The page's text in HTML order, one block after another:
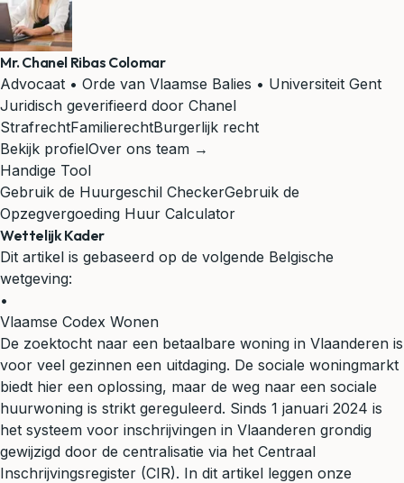
Mr. Chanel Ribas Colomar
Advocaat • Orde van Vlaamse Balies • Universiteit Gent
Juridisch geverifieerd door Chanel
StrafrechtFamilierechtBurgerlijk recht
Bekijk profielOver ons team →
Handige Tool
Gebruik de Huurgeschil CheckerGebruik de
Opzegvergoeding Huur Calculator
Wettelijk Kader
Dit artikel is gebaseerd op de volgende Belgische
wetgeving:
•
Vlaamse Codex Wonen
De zoektocht naar een betaalbare woning in Vlaanderen is
voor veel gezinnen een uitdaging. De sociale woningmarkt
biedt hier een oplossing, maar de weg naar een sociale
huurwoning is strikt gereguleerd. Sinds 1 januari 2024 is
het systeem voor inschrijvingen in Vlaanderen grondig
gewijzigd door de centralisatie via het Centraal
Inschrijvingsregister (CIR). In dit artikel leggen onze